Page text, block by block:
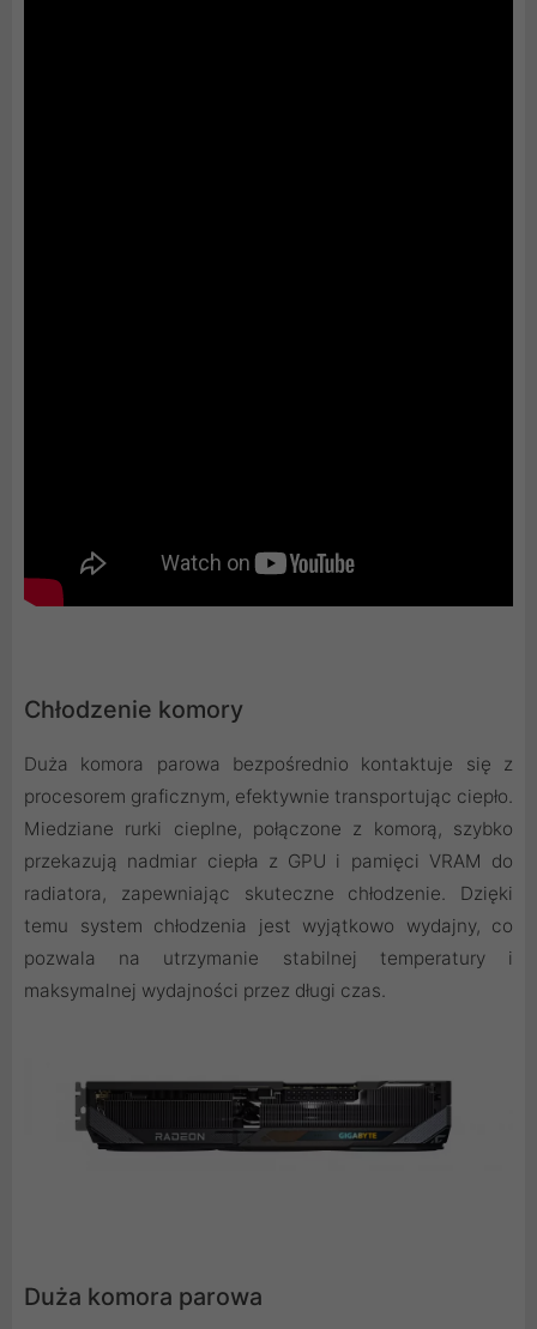
Chłodzenie komory
Duża komora parowa bezpośrednio kontaktuje się z
procesorem graficznym, efektywnie transportując ciepło.
Miedziane rurki cieplne, połączone z komorą, szybko
przekazują nadmiar ciepła z GPU i pamięci VRAM do
radiatora, zapewniając skuteczne chłodzenie. Dzięki
temu system chłodzenia jest wyjątkowo wydajny, co
pozwala na utrzymanie stabilnej temperatury i
maksymalnej wydajności przez długi czas.
Duża komora parowa